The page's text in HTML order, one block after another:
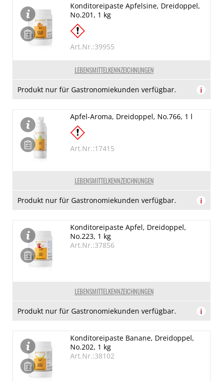
LEBENSMITTELKENNZEICHNUNGEN
Konditoreipaste Apfelsine, Dreidoppel,
No.201, 1 kg
Art.Nr.:39955
Produkt nur für Gastronomiekunden verfügbar. i
LEBENSMITTELKENNZEICHNUNGEN
Apfel-Aroma, Dreidoppel, No.766, 1 l
Art.Nr.:17415
Produkt nur für Gastronomiekunden verfügbar. i
LEBENSMITTELKENNZEICHNUNGEN
Konditoreipaste Apfel, Dreidoppel,
No.223, 1 kg
Art.Nr.:37856
Produkt nur für Gastronomiekunden verfügbar. i
Konditoreipaste Banane, Dreidoppel,
No.202, 1 kg
Art.Nr.:38102